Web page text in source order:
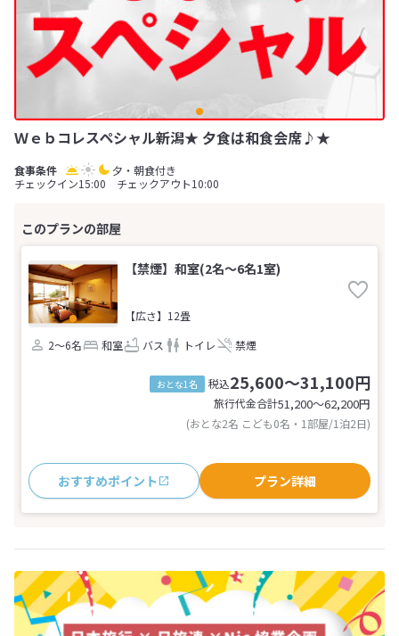
Ｗｅｂコレスペシャル新潟★ 夕食は和食会席♪★
夕・朝食付き
チェックイン15:00 チェックアウト10:00
【禁煙】和室(2名～6名1室)
【広さ】12畳
2～6名
和室 バス トイレ 禁煙
おとな1名 税込25,600～31,100円
旅行代金合計51,200〜62,200円
(おとな2名 こども0名・1部屋/1泊2日)
おすすめポイント プラン詳細